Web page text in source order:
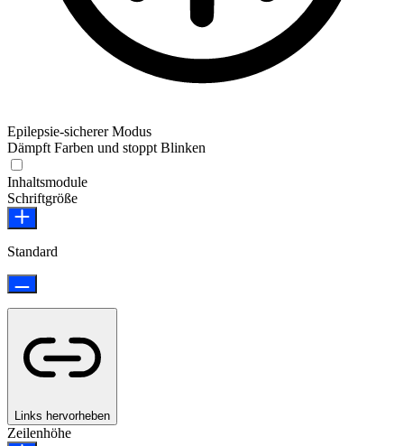
Epilepsie-sicherer Modus
Dämpft Farben und stoppt Blinken
Inhaltsmodule
Schriftgröße
Standard
Links hervorheben
Zeilenhöhe